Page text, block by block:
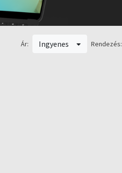
Ár: Ingyenes Rendezés: